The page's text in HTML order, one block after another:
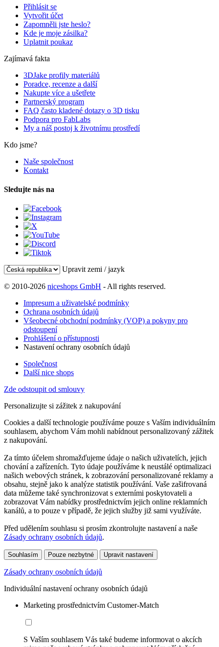
Přihlásit se
Vytvořit účet
Zapomněli jste heslo?
Kde je moje zásilka?
Uplatnit poukaz
Zajímavá fakta
3DJake profily materiálů
Poradce, recenze a další
Nakupte více a ušetřete
Partnerský program
FAQ často kladené dotazy o 3D tisku
Podpora pro FabLabs
My a náš postoj k životnímu prostředí
Kdo jsme?
Naše společnost
Kontakt
Sledujte nás na
Upravit zemi / jazyk
© 2010-2026 niceshops GmbH - All rights reserved.
Impresum a uživatelské podmínky
Ochrana osobních údajů
Všeobecné obchodní podmínky (VOP) a pokyny pro
odstoupení
Prohlášení o přístupnosti
Nastavení ochrany osobních údajů
Společnost
Další nice shops
Zde odstoupit od smlouvy
Personalizujte si zážitek z nakupování
Cookies a další technologie používáme pouze s Vaším individuálním
souhlasem, abychom Vám mohli nabídnout personalizovaný zážitek
z nakupování.
Za tímto účelem shromažďujeme údaje o našich uživatelích, jejich
chování a zařízeních. Tyto údaje používáme k neustálé optimalizaci
našich webových stránek, k zobrazování personalizované reklamy a
obsahu, stejně jako k analýze statistik používání. Vaše zašifrovaná
data můžeme také synchronizovat s externími poskytovateli a
zobrazovat Vám nabídky prostřednictvím jejich online reklamních
kanálů, a to pouze v případě, že jejich služby již sami využíváte.
Před udělením souhlasu si prosím zkontrolujte nastavení a naše
Zásady ochrany osobních údajů.
Souhlasím Pouze nezbytné Upravit nastavení
Zásady ochrany osobních údajů
Individuální nastavení ochrany osobních údajů
Marketing prostřednictvím Customer-Match
S Vaším souhlasem Vás také budeme informovat o akcích